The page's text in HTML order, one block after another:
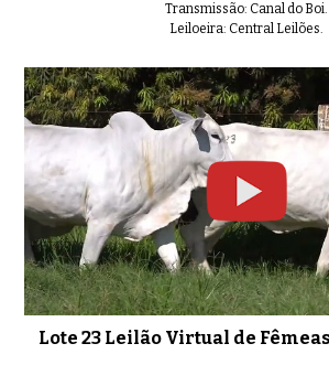
Transmissão: Canal do Boi.
Leiloeira: Central Leilões.
Lote 23 Leilão Virtual de